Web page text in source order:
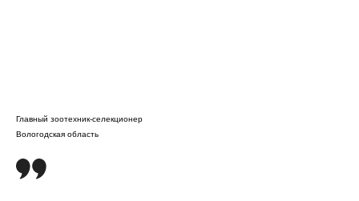
Вологодская область
Главный зоотехник-селекционер